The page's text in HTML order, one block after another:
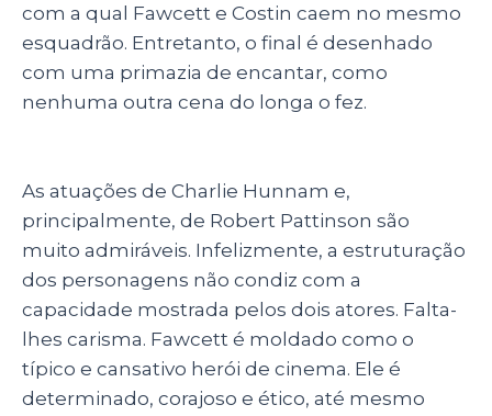
com a qual Fawcett e Costin caem no mesmo
esquadrão. Entretanto, o final é desenhado
com uma primazia de encantar, como
nenhuma outra cena do longa o fez.
As atuações de Charlie Hunnam e,
principalmente, de Robert Pattinson são
muito admiráveis. Infelizmente, a estruturação
dos personagens não condiz com a
capacidade mostrada pelos dois atores. Falta-
lhes carisma. Fawcett é moldado como o
típico e cansativo herói de cinema. Ele é
determinado, corajoso e ético, até mesmo